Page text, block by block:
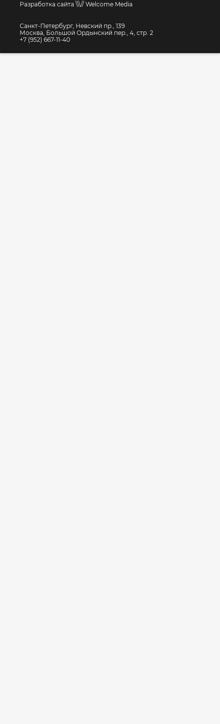
Разработка сайта \\\// Welcome Media
Санкт-Петербург, Невский пр., 139
Москва, Большой Ордынский пер., 4, стр. 2
+7 (952) 667-11-40